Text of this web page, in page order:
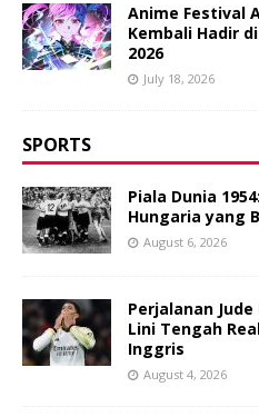
Anime Festival
Kembali Hadir
2026
July 18, 2026
SPORTS
Piala Dunia
Hungaria yang
August 6, 2026
Perjalanan
Lini Tengah
Inggris
August 4, 2026